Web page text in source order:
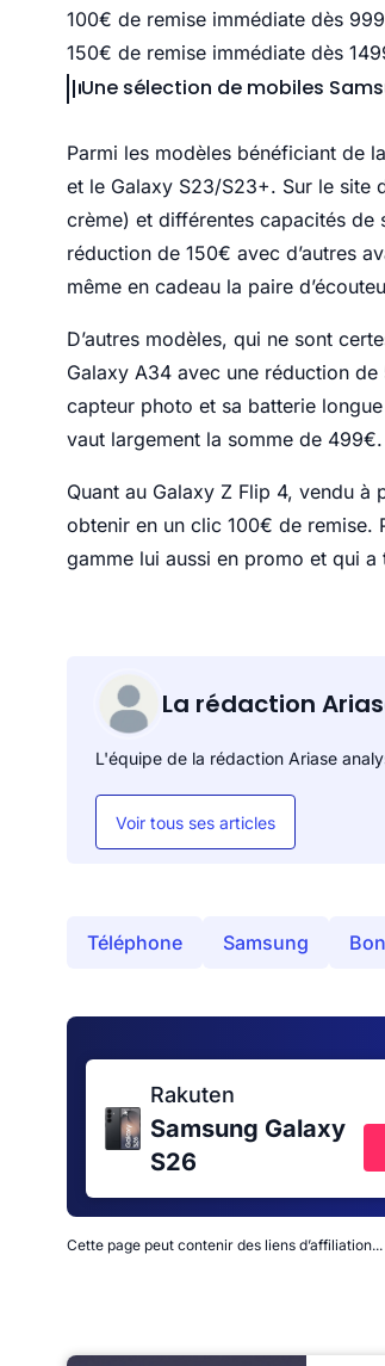
100€ de remise immédiate dès
150€ de remise immédiate dès
Une sélection de mobiles
Parmi les modèles bénéficiant de
et le Galaxy S23/S23+. Sur le site
crème) et différentes capacités de
réduction de 150€ avec d’autres
même en cadeau la paire
D’autres modèles, qui ne sont
Galaxy A34 avec une réduction
capteur photo et sa batterie
vaut largement la somme de 499€.
Quant au Galaxy Z Flip 4, vendu
obtenir en un clic 100€ de remise.
gamme lui aussi en promo et qui
La rédaction
L'équipe de la rédaction Ariase
Voir tous ses articles
Téléphone Samsung
Rakuten
Samsung Galaxy
S26
Cette page peut contenir des liens d’affiliation...